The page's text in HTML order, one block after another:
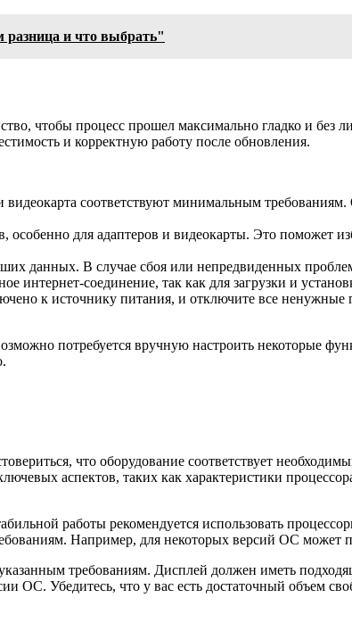
разница и что выбрать"
чтобы процесс прошел максимально гладко и без
и корректную работу после обновления.
видеокарта соответствуют минимальным
особенно для адаптеров и видеокарты. Это поможет
данных. В случае сбоя или непредвиденных
интернет-соединение, так как для загрузки и
к источнику питания, и отключите все
потребуется вручную настроить некоторые
что оборудование соответствует
аспектов, таких как характеристики
работы рекомендуется использовать
Например, для некоторых версий ОС может
требованиям. Дисплей должен иметь
ОС. Убедитесь, что у вас есть достаточный объем